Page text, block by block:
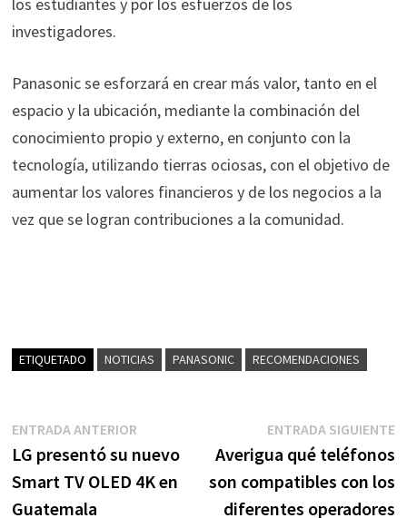
investigadores.
Panasonic se esforzará en crear más valor, tanto en el
espacio y la ubicación, mediante la combinación del
conocimiento propio y externo, en conjunto con la
tecnología, utilizando tierras ociosas, con el objetivo de
aumentar los valores financieros y de los negocios a la
vez que se logran contribuciones a la comunidad.
ETIQUETADO NOTICIAS PANASONIC RECOMENDACIONES
Navegación
de
entradas
ENTRADA ANTERIOREntrada
anterior:
LG presentó su nuevo
Smart TV OLED 4K en
Guatemala
ENTRADA SIGUIENTE
Averigua qué teléfonos
son compatibles con los
diferentes operadores